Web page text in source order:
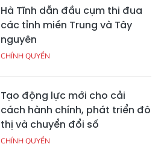
Hà Tĩnh dẫn đầu cụm thi đua
các tỉnh miền Trung và Tây
nguyên
CHÍNH QUYỀN
Tạo động lực mới cho cải
cách hành chính, phát triển đô
thị và chuyển đổi số
CHÍNH QUYỀN